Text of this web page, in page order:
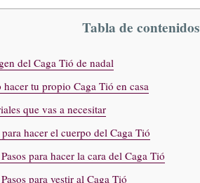
Tabla de contenidos
del Caga Tió de nadal
hacer tu propio Caga Tió en casa
que vas a necesitar
para hacer el cuerpo del Caga Tió
Pasos para hacer la cara del Caga Tió
Pasos para vestir al Caga Tió